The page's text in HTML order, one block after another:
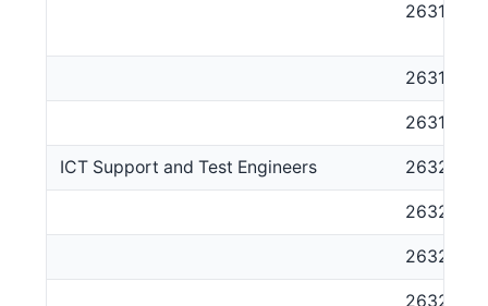
263111
263112
263113
ICT Support and Test Engineers 2632
263211
263212
263213